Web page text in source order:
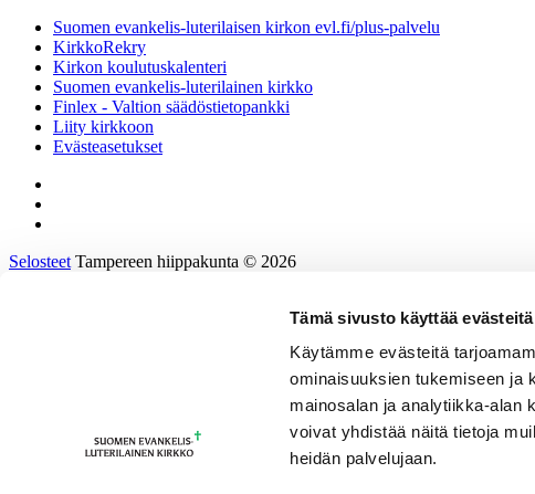
Tämä sivusto käyttää evästeitä
Käytämme evästeitä
ominaisuuksien tukemiseen ja
mainosalan ja analytiikka-alan
voivat yhdistää näitä tietoja
heidän palvelujaan.
Suomen evankelis-luterilaisen kirkon evl.fi/plus-palvelu
KirkkoRekry
Kirkon koulutuskalenteri
Suomen evankelis-luterilainen kirkko
Finlex - Valtion säädöstietopankki
Liity kirkkoon
Evästeasetukset
Selosteet Tampereen hiippakunta © 2026
Kalenteri